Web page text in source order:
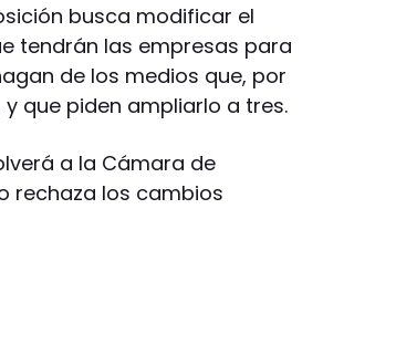
busca modificar el
tendrán las empresas para
de los medios que, por
que piden ampliarlo a tres.
a la Cámara de
rechaza los cambios